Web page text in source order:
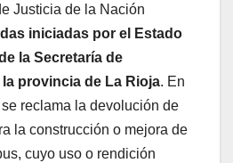
Justicia de la Nación
iniciadas por el Estado
la Secretaría de
provincia de La Rioja. En
reclama la devolución de
la construcción o mejora de
cuyo uso o rendición